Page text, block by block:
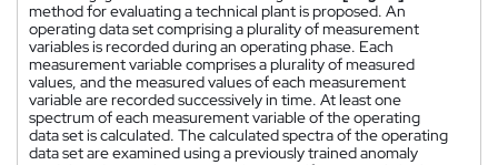
method for evaluating a technical plant is proposed. An
operating data set comprising a plurality of measurement
variables is recorded during an operating phase. Each
measurement variable comprises a plurality of measured
values, and the measured values of each measurement
variable are recorded successively in time. At least one
spectrum of each measurement variable of the operating
data set is calculated. The calculated spectra of the operating
data set are examined using a previously trained anomaly